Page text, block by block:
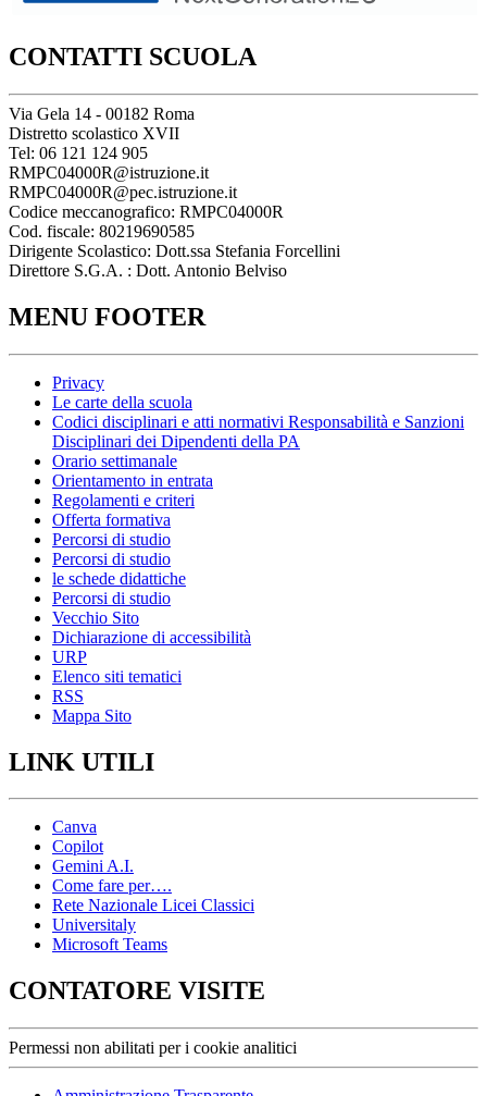
CONTATTI SCUOLA
Via Gela 14 - 00182 Roma
Distretto scolastico XVII
Tel: 06 121 124 905
RMPC04000R@istruzione.it
RMPC04000R@pec.istruzione.it
Codice meccanografico: RMPC04000R
Cod. fiscale: 80219690585
Dirigente Scolastico: Dott.ssa Stefania Forcellini
Direttore S.G.A. : Dott. Antonio Belviso
MENU FOOTER
Privacy
Le carte della scuola
Codici disciplinari e atti normativi Responsabilità e Sanzioni
Disciplinari dei Dipendenti della PA
Orario settimanale
Orientamento in entrata
Regolamenti e criteri
Offerta formativa
Percorsi di studio
Percorsi di studio
le schede didattiche
Percorsi di studio
Vecchio Sito
Dichiarazione di accessibilità
URP
Elenco siti tematici
RSS
Mappa Sito
LINK UTILI
Canva
Copilot
Gemini A.I.
Come fare per….
Rete Nazionale Licei Classici
Universitaly
Microsoft Teams
CONTATORE VISITE
Permessi non abilitati per i cookie analitici